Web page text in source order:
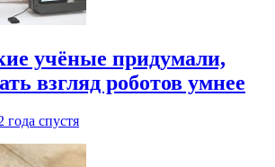
учёные придумали,
взгляд роботов умнее
года спустя